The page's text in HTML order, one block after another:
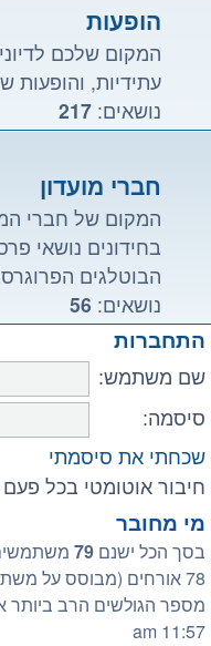
הופעות
המקום שלכם
עתידיות, והופעות
נושאים: 217
חברי מועדון
המקום של חברי
בחידונים נושאי
הבוטלגים
נושאים: 56
התחברות
שם משתמש:
סיסמה:
שכחתי את סיסמתי
חיבור אוטומטי בכל
מי מחובר
בסך הכל ישנם 79
78 אורחים (מבוסס על משתמשים פעילים ב־5 הדקות האחרונות)
מספר הגולשים הרב ביותר
11:57 am